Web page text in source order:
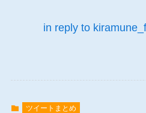
in reply to
ツイートまとめ